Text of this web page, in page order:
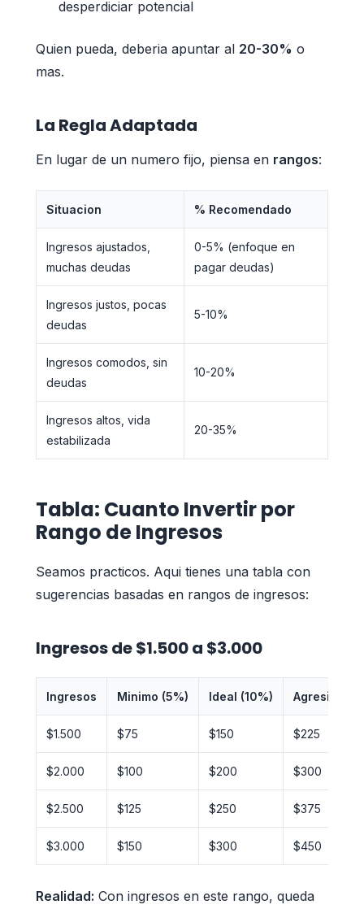
desperdiciar potencial
Quien pueda, deberia apuntar al 20-30% o
mas.
La Regla Adaptada
En lugar de un numero fijo, piensa en rangos:
Situacion % Recomendado
Ingresos ajustados,
muchas deudas
0-5% (enfoque en
pagar deudas)
Ingresos justos, pocas
deudas
5-10%
Ingresos comodos, sin
deudas
10-20%
Ingresos altos, vida
estabilizada
20-35%
Tabla: Cuanto Invertir por
Rango de Ingresos
Seamos practicos. Aqui tienes una tabla con
sugerencias basadas en rangos de ingresos:
Ingresos de $1.500 a $3.000
Ingresos Minimo (5%) Ideal (10%) Agresivo
$1.500 $75 $150 $225
$2.000 $100 $200 $300
$2.500 $125 $250 $375
$3.000 $150 $300 $450
Realidad: Con ingresos en este rango, queda